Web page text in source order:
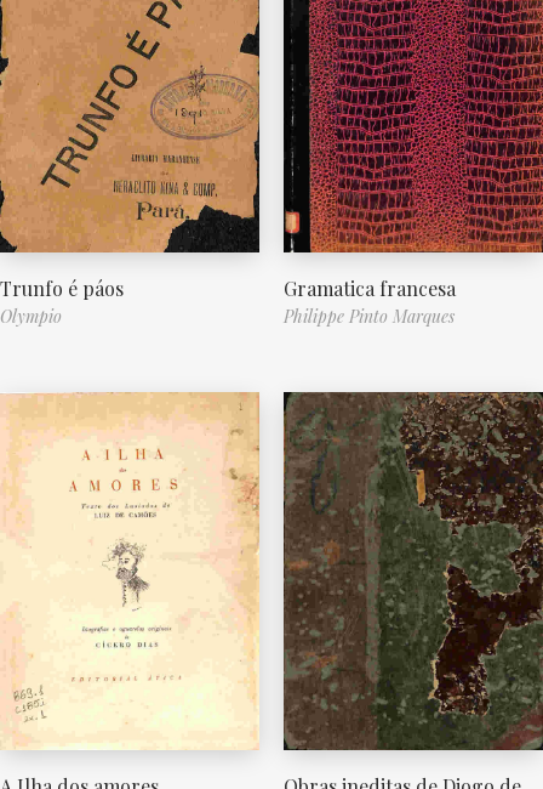
Trunfo é páos
Olympio
Gramatica francesa
Philippe Pinto Marques